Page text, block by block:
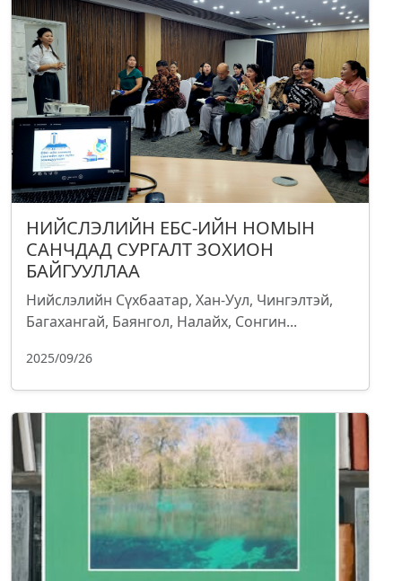
НИЙСЛЭЛИЙН ЕБС-ИЙН НОМЫН
САНЧДАД СУРГАЛТ ЗОХИОН
БАЙГУУЛЛАА
Нийслэлийн Сүхбаатар, Хан-Уул, Чингэлтэй,
Багахангай, Баянгол, Налайх, Сонгин...
2025/09/26